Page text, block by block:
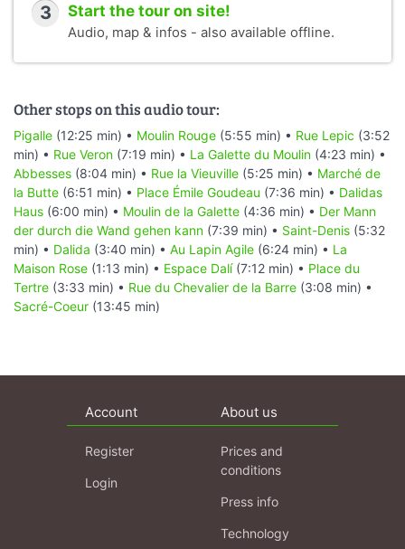
3 Start the tour on site!
Audio, map & infos - also available offline.
Other stops on this audio tour:
Pigalle (12:25 min) • Moulin Rouge (5:55 min) • Rue Lepic (3:52
min) • Rue Veron (7:19 min) • La Galette du Moulin (4:23 min) •
Abbesses (8:04 min) • Rue la Vieuville (5:25 min) • Marché de
la Butte (6:51 min) • Place Émile Goudeau (7:36 min) • Dalidas
Haus (6:00 min) • Moulin de la Galette (4:36 min) • Der Mann
der durch die Wand gehen kann (7:39 min) • Saint-Denis (5:32
min) • Dalida (3:40 min) • Au Lapin Agile (6:24 min) • La
Maison Rose (1:13 min) • Espace Dalí(7:12 min) • Place du
Tertre (3:33 min) • Rue du Chevalier de la Barre (3:08 min) •
Sacré-Coeur (13:45 min)
Account
Register
Login
About us
Prices and
conditions
Press info
Technology